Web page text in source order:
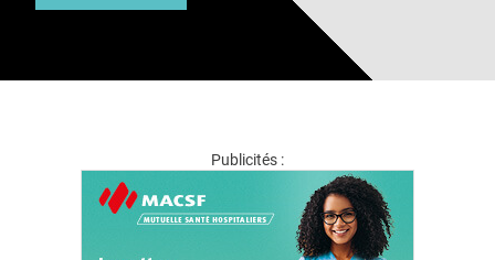
Publicités :